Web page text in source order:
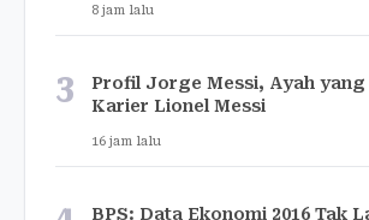
8 jam lalu
3
Profil Jorge Messi, Ayah yang
Karier Lionel Messi
16 jam lalu
BPS: Data Ekonomi 2016 Tak